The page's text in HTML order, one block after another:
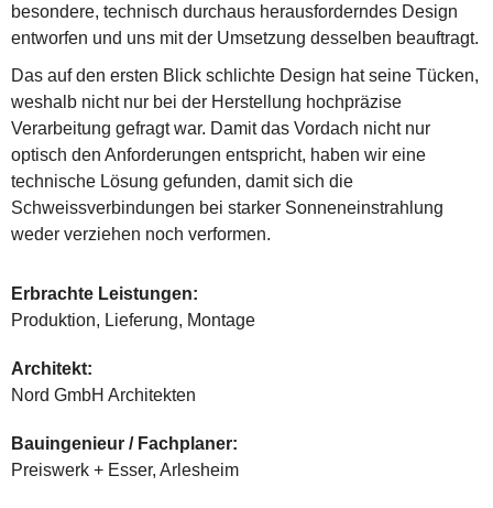
besondere, technisch durchaus herausforderndes Design
entworfen und uns mit der Umsetzung desselben beauftragt.
Das auf den ersten Blick schlichte Design hat seine Tücken,
weshalb nicht nur bei der Herstellung hochpräzise
Verarbeitung gefragt war. Damit das Vordach nicht nur
optisch den Anforderungen entspricht, haben wir eine
technische Lösung gefunden, damit sich die
Schweissverbindungen bei starker Sonneneinstrahlung
weder verziehen noch verformen.
Erbrachte Leistungen:
Produktion, Lieferung, Montage
Architekt:
Nord GmbH Architekten
Bauingenieur / Fachplaner:
Preiswerk + Esser, Arlesheim